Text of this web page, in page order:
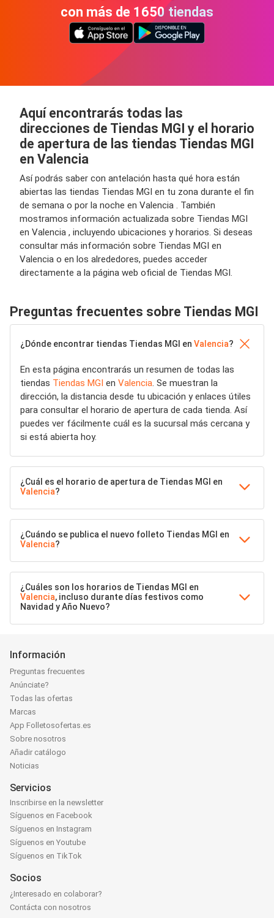
con más de 1650 tiendas
Aquí encontrarás todas las
direcciones de Tiendas MGI y el horario
de apertura de las tiendas Tiendas MGI
en Valencia
Así podrás saber con antelación hasta qué hora están
abiertas las tiendas Tiendas MGI en tu zona durante el fin
de semana o por la noche en Valencia . También
mostramos información actualizada sobre Tiendas MGI
en Valencia , incluyendo ubicaciones y horarios. Si deseas
consultar más información sobre Tiendas MGI en
Valencia o en los alrededores, puedes acceder
directamente a la página web oficial de Tiendas MGI.
Preguntas frecuentes sobre Tiendas MGI
¿Dónde encontrar tiendas Tiendas MGI en Valencia?
En esta página encontrarás un resumen de todas las
tiendas Tiendas MGI en Valencia. Se muestran la
dirección, la distancia desde tu ubicación y enlaces útiles
para consultar el horario de apertura de cada tienda. Así
puedes ver fácilmente cuál es la sucursal más cercana y
si está abierta hoy.
¿Cuál es el horario de apertura de Tiendas MGI en
Valencia?
¿Cuándo se publica el nuevo folleto Tiendas MGI en
Valencia?
¿Cuáles son los horarios de Tiendas MGI en
Valencia, incluso durante días festivos como
Navidad y Año Nuevo?
Información
Preguntas frecuentes
Anúnciate?
Todas las ofertas
Marcas
App Folletosofertas.es
Sobre nosotros
Añadir catálogo
Noticias
Servicios
Inscribirse en la newsletter
Síguenos en Facebook
Síguenos en Instagram
Síguenos en Youtube
Síguenos en TikTok
Socios
¿Interesado en colaborar?
Contácta con nosotros